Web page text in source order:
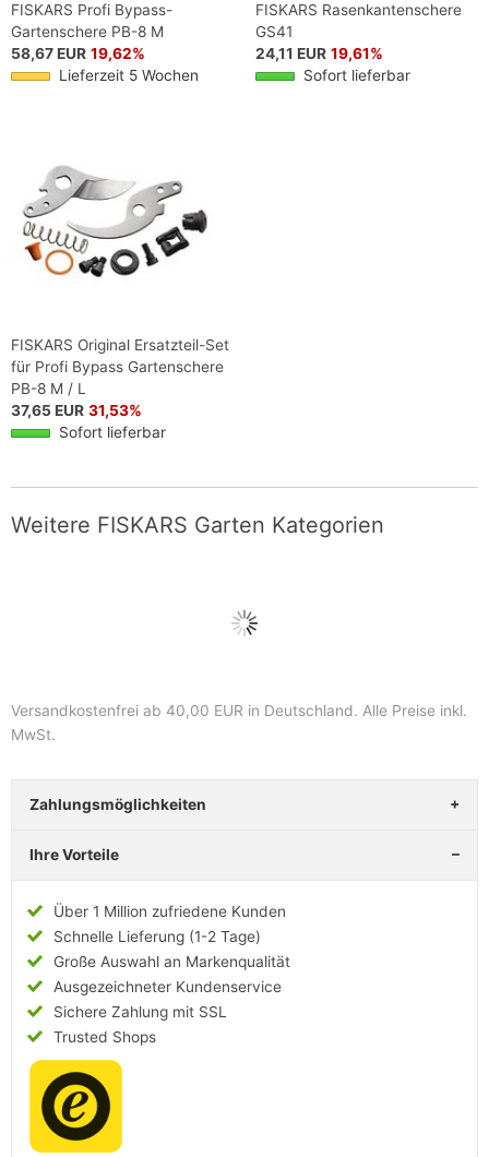
FISKARS Profi Bypass-
Gartenschere PB-8 M
58,67 EUR 19,62%
Lieferzeit 5 Wochen
FISKARS Rasenkantenschere
GS41
24,11 EUR 19,61%
Sofort lieferbar
FISKARS Original Ersatzteil-Set
für Profi Bypass Gartenschere
PB-8 M / L
37,65 EUR 31,53%
Sofort lieferbar
Weitere FISKARS Garten Kategorien
Versandkostenfrei ab 40,00 EUR in Deutschland. Alle Preise inkl.
MwSt.
Zahlungsmöglichkeiten
Ihre Vorteile
Über 1 Million zufriedene Kunden
Schnelle Lieferung (1-2 Tage)
Große Auswahl an Markenqualität
Ausgezeichneter Kundenservice
Sichere Zahlung mit SSL
Trusted Shops